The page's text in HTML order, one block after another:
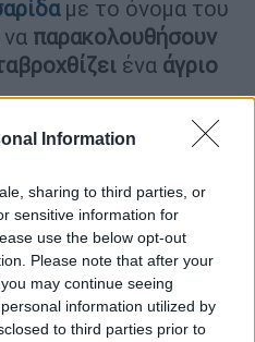
Information
sharing to third parties, or
sensitive information for
use the below opt-out
Please note that after your
may continue seeing
information utilized by
to third parties prior to
με το όνομα του
παρακολουθήσουν
ένα άγριο